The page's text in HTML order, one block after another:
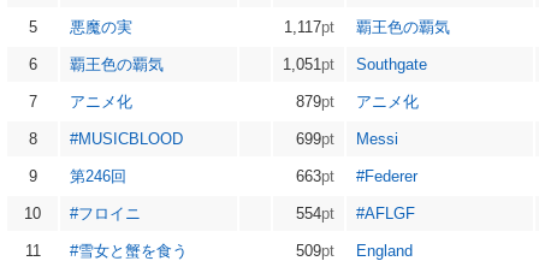
5 悪魔の実 1,117pt 覇王色の覇気
6 覇王色の覇気 1,051pt Southgate
7 アニメ化 879pt アニメ化
8 #MUSICBLOOD 699pt Messi
9 第246回 663pt #Federer
10 #フロイニ 554pt #AFLGF
11 #雪女と蟹を食う 509pt England